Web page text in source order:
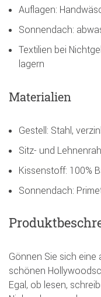
Auflagen:
Sonnendach:
Textilien bei
lagern
Materialien
Gestell: Stahl,
Sitz- und
Kissenstoff: 100%
Sonnendach:
Gönnen Sie sich
schönen
Egal, ob lesen,